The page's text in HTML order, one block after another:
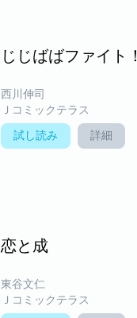
じじばばファイト！
西川伸司
Ｊコミックテラス
試し読み 詳細
恋と成
東谷文仁
Ｊコミックテラス